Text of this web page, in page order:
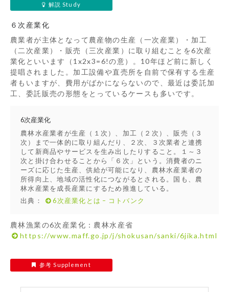
解説 Study
６次産業化
農業者が主体となって農産物の生産（一次産業）・加工
（二次産業）・販売（三次産業）に取り組むことを6次産
業化といいます（1x2x3=6!の意）。10年ほど前に新しく
提唱されました。加工設備や直売所を自前で保有する生産
者もいますが、費用がばかにならないので、最近は委託加
工、委託販売の形態をとっているケースも多いです。
6次産業化
農林水産業者が生産（１次）、加工（２次）、販売（３
次）まで一体的に取り組んだり、２次、３次業者と連携
して新商品やサービスを生み出したりすること。１～３
次と掛け合わせることから「６次」という。消費者のニ
ーズに応じた生産、供給が可能になり、農林水産業者の
所得向上、地域の活性化につながるとされる。国も、農
林水産業を成長産業にするため推進している。
出典：
6次産業化とは – コトバンク
農林漁業の6次産業化：農林水産省
https://www.maff.go.jp/j/shokusan/sanki/6jika.html
参考 Supplement